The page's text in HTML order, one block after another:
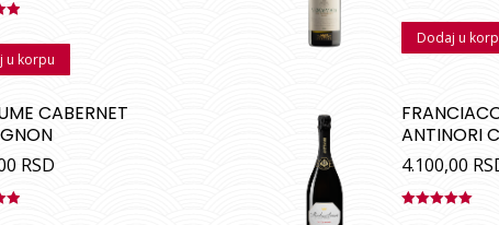
u korpu
sa5.00od
Dodaj u
CABERNET
RSD
ANTINORI
4.100,00